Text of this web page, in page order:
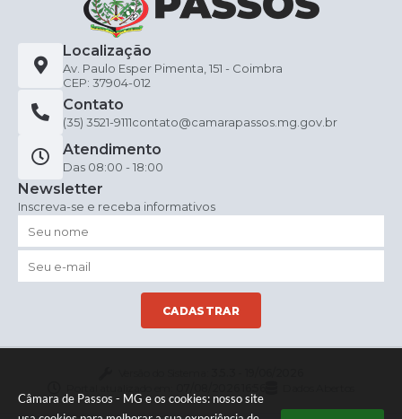
Câmara de Passos - MG e os cookies: nosso site
Localização
Av. Paulo Esper Pimenta, 151 - Coimbra
CEP: 37904-012
Contato
(35) 3521-9111contato@camarapassos.mg.gov.br
Atendimento
Das 08:00 - 18:00
Newsletter
Inscreva-se e receba informativos
CADASTRAR